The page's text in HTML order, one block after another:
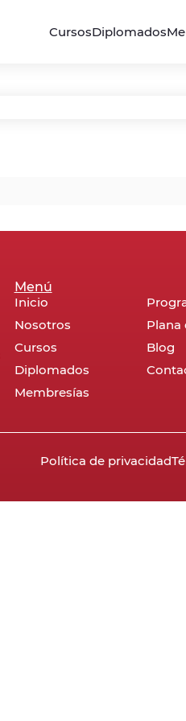
CursosDiplomados
Menú
Inicio
Nosotros
Cursos
Diplomados
Membresías
Plana
Blog
Política de privacidad